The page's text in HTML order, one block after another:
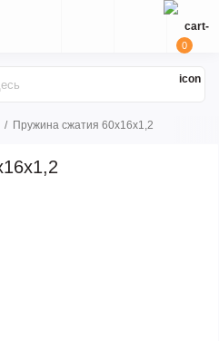
0
Пружина сжатия 60х16х1,2